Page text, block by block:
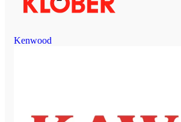
Kenwood